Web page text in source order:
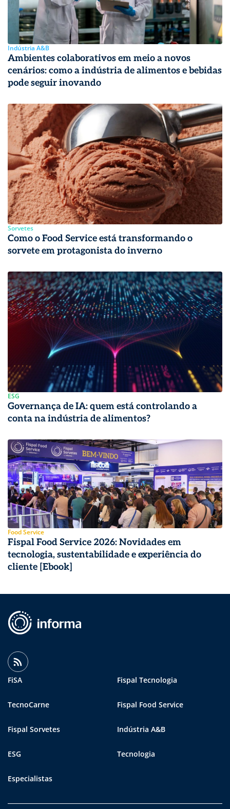
Indústria A&B
Ambientes colaborativos em meio a novos
cenários: como a indústria de alimentos e bebidas
pode seguir inovando
Sorvetes
Como o Food Service está transformando o
sorvete em protagonista do inverno
ESG
Governança de IA: quem está controlando a
conta na indústria de alimentos?
Food Service
Fispal Food Service 2026: Novidades em
tecnologia, sustentabilidade e experiência do
cliente [Ebook]
FiSA Fispal Tecnologia
TecnoCarne Fispal Food Service
Fispal Sorvetes Indústria A&B
ESG Tecnologia
Especialistas